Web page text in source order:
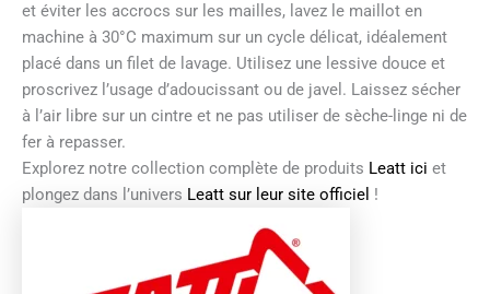
et éviter les accrocs sur les mailles, lavez le maillot en
machine à 30°C maximum sur un cycle délicat, idéalement
placé dans un filet de lavage. Utilisez une lessive douce et
proscrivez l’usage d’adoucissant ou de javel. Laissez sécher
à l’air libre sur un cintre et ne pas utiliser de sèche-linge ni de
fer à repasser.
Explorez notre collection complète de produits Leatt ici et
plongez dans l’univers Leatt sur leur site officiel !